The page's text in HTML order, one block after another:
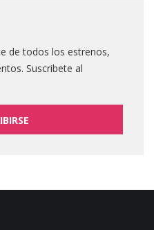
de todos los estrenos,
Suscribete al